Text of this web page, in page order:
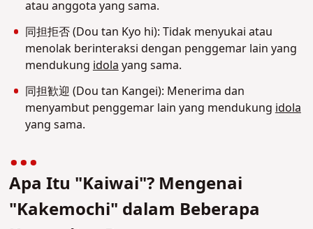
atau anggota yang sama.
同担拒否 (Dou tan Kyo hi): Tidak menyukai atau
menolak berinteraksi dengan penggemar lain yang
mendukungidolayang sama.
同担歓迎 (Dou tan Kangei): Menerima dan
menyambut penggemar lain yang mendukungidola
yang sama.
Apa Itu "Kaiwai"? Mengenai
"Kakemochi" dalam Beberapa